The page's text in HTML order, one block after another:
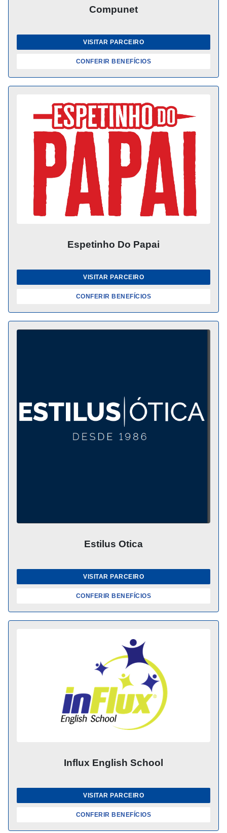
Compunet
VISITAR PARCEIRO
CONFERIR BENEFÍCIOS
Espetinho Do Papai
VISITAR PARCEIRO
CONFERIR BENEFÍCIOS
Estilus Otica
VISITAR PARCEIRO
CONFERIR BENEFÍCIOS
Influx English School
VISITAR PARCEIRO
CONFERIR BENEFÍCIOS